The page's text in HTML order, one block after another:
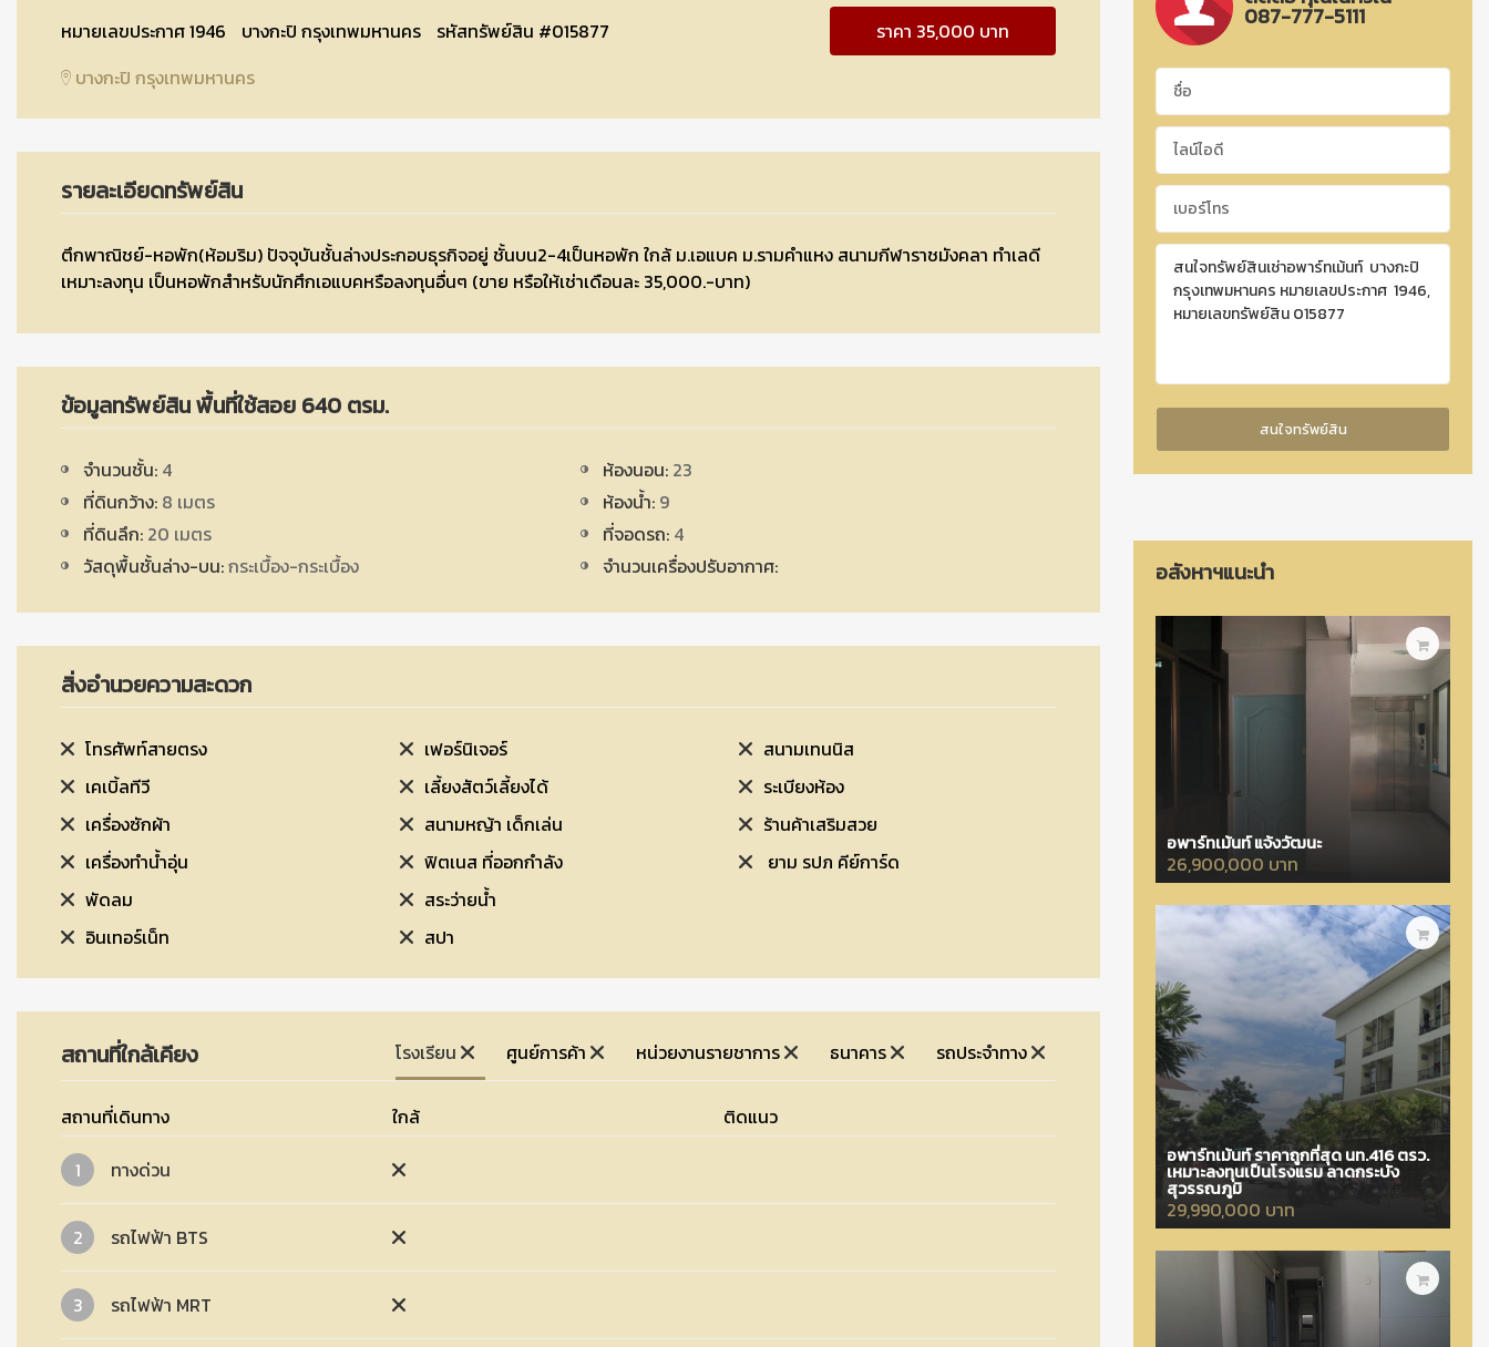
หมายเลขประกาศ 1946 บางกะปิ กรุงเทพมหานคร รหัสทรัพย์สิน #015877
ราคา 35,000 บาท
บางกะปิ กรุงเทพมหานคร
รายละเอียดทรัพย์สิน
ตึกพาณิชย์-หอพัก(ห้อมริม) ปัจจุบันชั้นล่างประกอบธุรกิจอยู่ ชั้นบน2-4เป็นหอพัก ใกล้ ม.เอแบค ม.รามคำแหง สนามกีฬาราชมังคลา ทำเลดี
เหมาะลงทุน เป็นหอพักสำหรับนักศึกเอแบคหรือลงทุนอื่นๆ (ขาย หรือให้เช่าเดือนละ 35,000.-บาท)
ข้อมูลทรัพย์สิน พื้นที่ใช้สอย 640 ตรม.
จำนวนชั้น: 4
ที่ดินกว้าง: 8 เมตร
ที่ดินลึก: 20 เมตร
วัสดุพื้นชั้นล่าง-บน:กระเบื้อง-กระเบื้อง
ห้องนอน: 23
ห้องน้ำ: 9
ที่จอดรถ: 4
จำนวนเครื่องปรับอากาศ:
สิ่งอำนวยความสะดวก
โทรศัพท์สายตรง
เคเบิ้ลทีวี
เครื่องซักผ้า
เครื่องทำน้ำอุ่น
พัดลม
อินเทอร์เน็ท
เฟอร์นิเจอร์
เลี้ยงสัตว์เลี้ยงได้
สนามหญ้า เด็กเล่น
ฟิตเนส ที่ออกกำลัง
สระว่ายน้ำ
สปา
สนามเทนนิส
ระเบียงห้อง
ร้านค้าเสริมสวย
ยาม รปภ คีย์การ์ด
สถานที่ใกล้เคียง โรงเรียน ศูนย์การค้า หน่วยงานรายชาการ ธนาคาร รถประจำทาง
สถานที่เดินทาง ใกล้
ติดแนว
1
ทางด่วน
2 รถไฟฟ้า BTS
3 รถไฟฟ้า MRT
087-777-5111
อสังหาฯแนะนำ
อพาร์ทเม้นท์ แจ้งวัฒนะ
26,900,000 บาท
อพาร์ทเม้นท์ ราคาถูกที่สุด นท.416 ตรว.
เหมาะลงทุนเป็นโรงแรม ลาดกระบัง
สุวรรณภูมิ
29,990,000 บาท